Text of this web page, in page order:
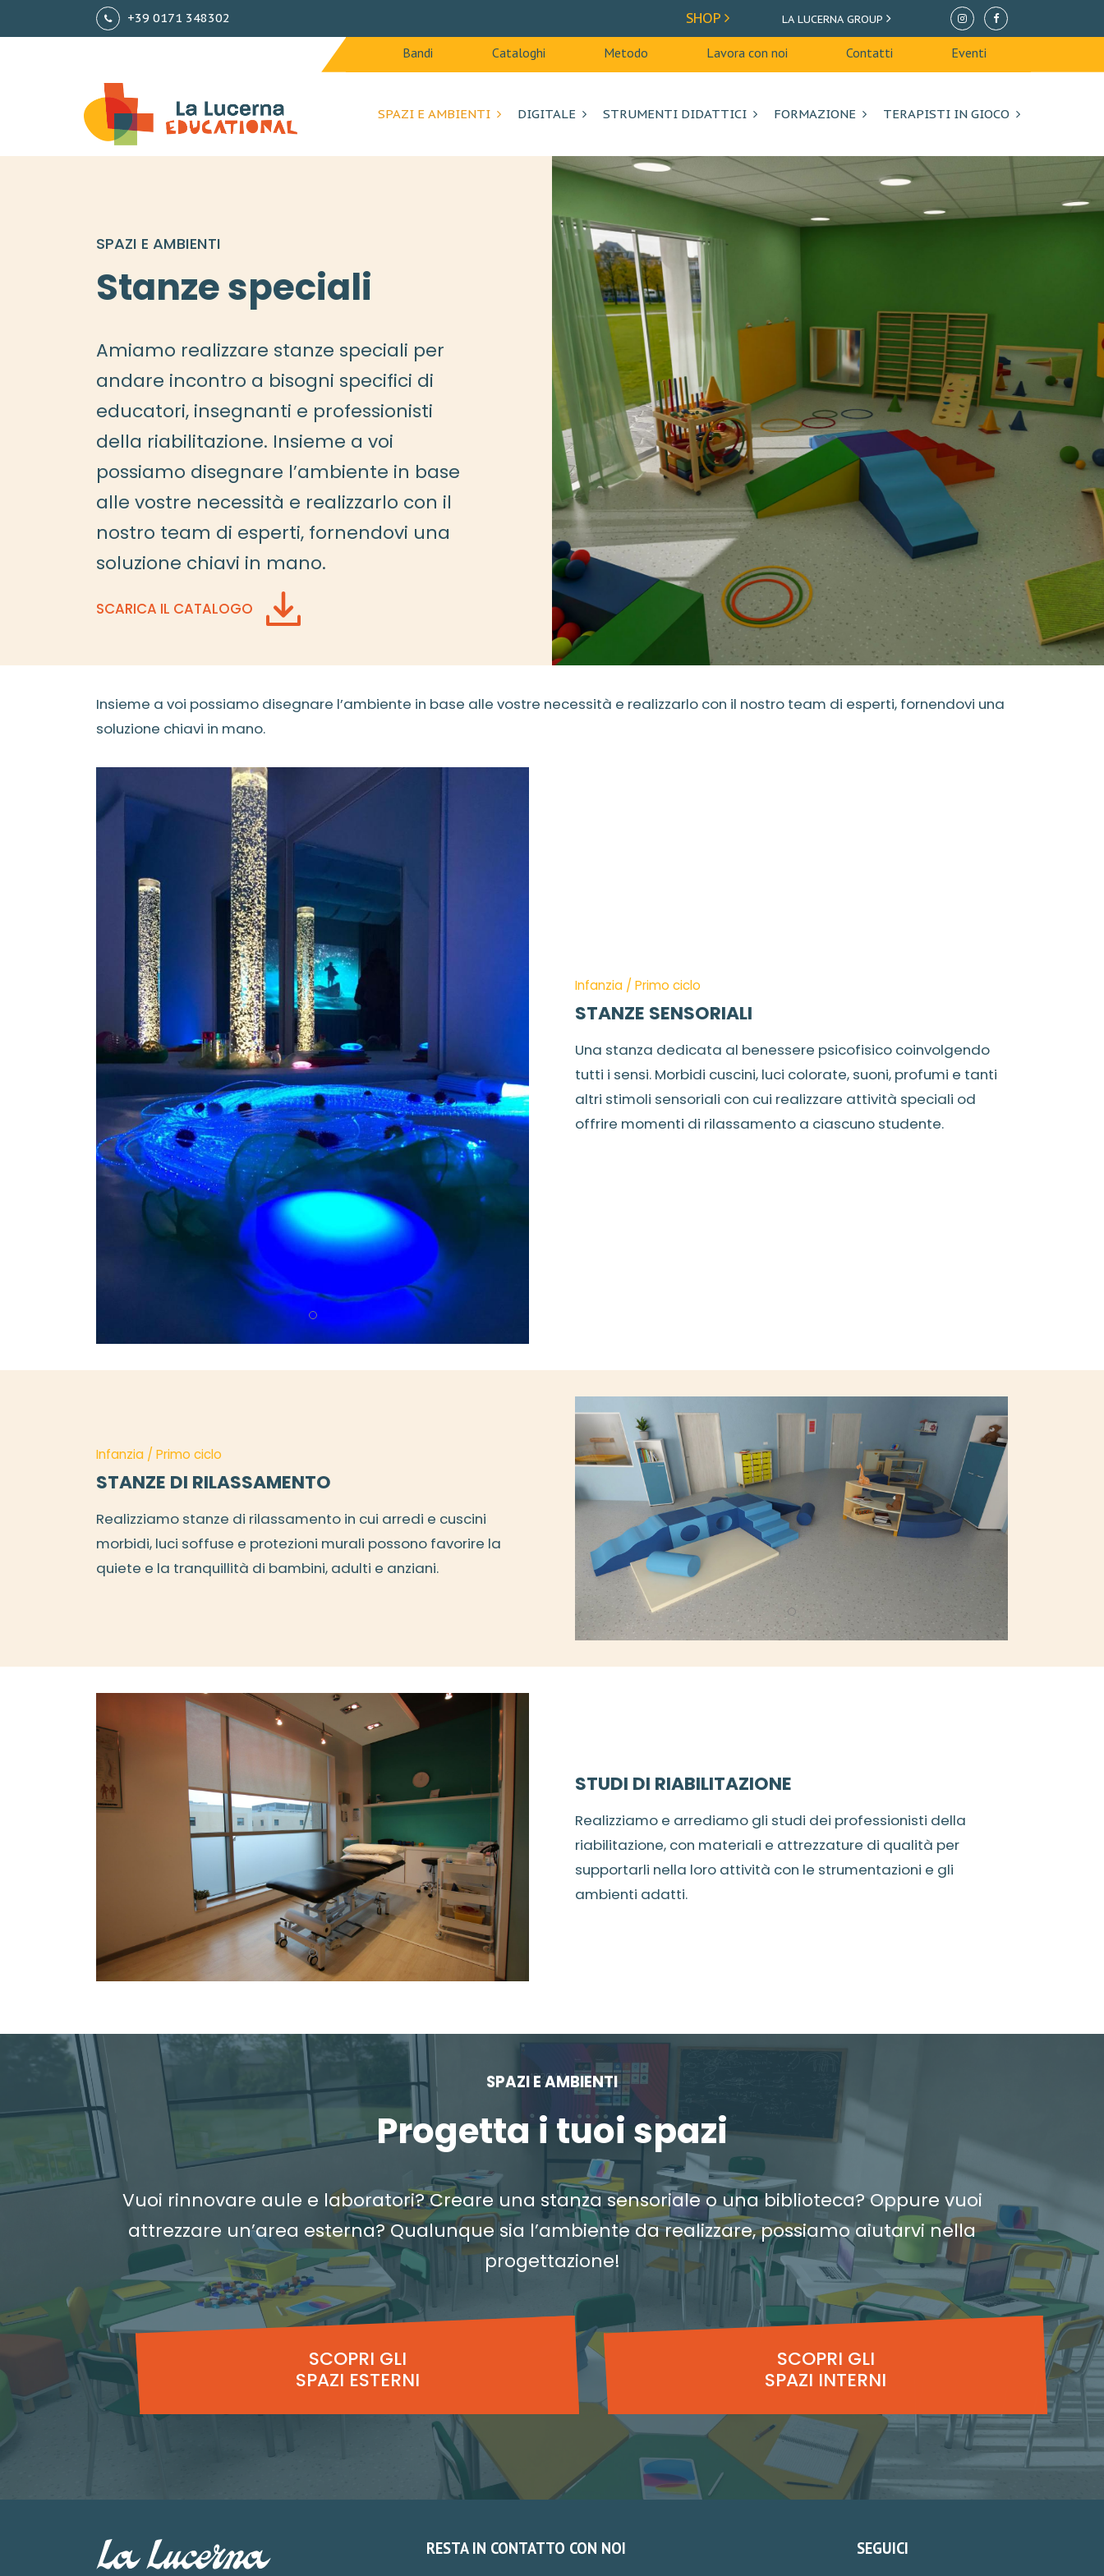
+39 0171 348302 SHOP LA LUCERNA GROUP
AREE GIOCO E ARREDI URBANI
GIOCO E CREO
Bandi Cataloghi Metodo Lavora con noi Contatti Eventi
SPAZI E AMBIENTI DIGITALE STRUMENTI DIDATTICI FORMAZIONE TERAPISTI IN GIOCO
SPAZI E AMBIENTI
Stanze speciali
Amiamo realizzare stanze speciali per
andare incontro a bisogni specifici di
educatori, insegnanti e professionisti
della riabilitazione. Insieme a voi
possiamo disegnare l’ambiente in base
alle vostre necessità e realizzarlo con il
nostro team di esperti, fornendovi una
soluzione chiavi in mano.
SCARICA IL CATALOGO
Insieme a voi possiamo disegnare l’ambiente in base alle vostre necessità e realizzarlo con il nostro team di esperti, fornendovi una
soluzione chiavi in mano.
Infanzia / Primo ciclo
STANZE SENSORIALI
Una stanza dedicata al benessere psicofisico coinvolgendo
tutti i sensi. Morbidi cuscini, luci colorate, suoni, profumi e tanti
altri stimoli sensoriali con cui realizzare attività speciali od
offrire momenti di rilassamento a ciascuno studente.
Infanzia / Primo ciclo
STANZE DI RILASSAMENTO
Realizziamo stanze di rilassamento in cui arredi e cuscini
morbidi, luci soffuse e protezioni murali possono favorire la
quiete e la tranquillità di bambini, adulti e anziani.
STUDI DI RIABILITAZIONE
Realizziamo e arrediamo gli studi dei professionisti della
riabilitazione, con materiali e attrezzature di qualità per
supportarli nella loro attività con le strumentazioni e gli
ambienti adatti.
SPAZI E AMBIENTI
Progetta i tuoi spazi
Vuoi rinnovare aule e laboratori? Creare una stanza sensoriale o una biblioteca? Oppure vuoi
attrezzare un’area esterna? Qualunque sia l’ambiente da realizzare, possiamo aiutarvi nella
progettazione!
SCOPRI GLI
SPAZI ESTERNI
SCOPRI GLI
SPAZI INTERNI
RESTA IN CONTATTO CON NOI SEGUICI